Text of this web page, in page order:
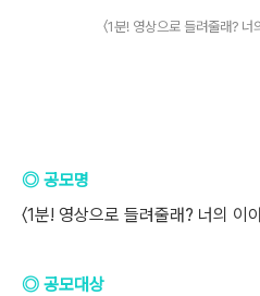
〈1분! 영상으로 들려줄래? 너
◎ 공모명
〈1분! 영상으로 들려줄래? 너의 이
◎ 공모대상